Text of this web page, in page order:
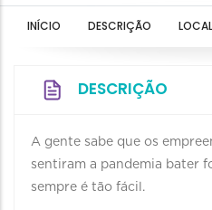
INÍCIO DESCRIÇÃO
DESCRIÇÃO
A gente sabe que os
sentiram a pandemia bater
sempre é tão fácil.